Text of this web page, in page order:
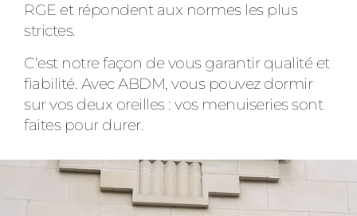
RGE et répondent aux normes les plus
strictes.
C'est notre façon de vous garantir qualité et
fiabilité. Avec ABDM, vous pouvez dormir
sur vos deux oreilles : vos menuiseries sont
faites pour durer.